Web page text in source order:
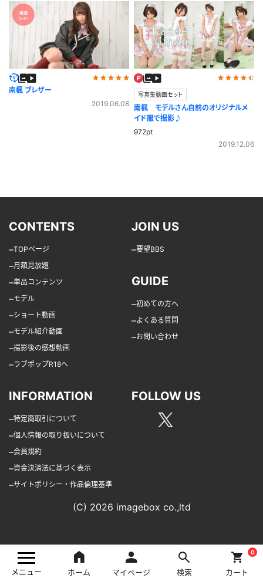
メニュー ホーム マイページ 検索 カート
0
南楓 ブレザー
2019.06.08
写真集動画セット
南楓 モデルさん自前のオリジナルメ
イド服で撮影♪
972pt
2019.12.06
CONTENTS
–TOPページ
–月額見放題
–単品コンテンツ
–モデル
–ショート動画
–モデル紹介動画
–撮影後の感想動画
–ラブポップR18へ
JOIN US
–要望BBS
GUIDE
–初めての方へ
–よくある質問
–お問い合わせ
INFORMATION
–特定商取引について
–個人情報の取り扱いについて
–会員規約
–資金決済法に基づく表示
–サイトポリシー・作品倫理基準
FOLLOW US
(C) 2026 imagebox co.,ltd